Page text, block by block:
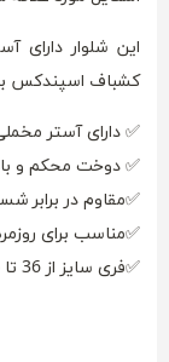
این شلوار دارای
کشباف اسپندکس
✅ دارای آستر
✅ دوخت محکم و
✅مقاوم در برابر
✅مناسب برای
✅فری سایز از 36 تا 46